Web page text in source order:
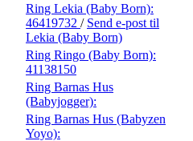
Ring Lekia (Baby Born):
46419732 / Send e-post til
Lekia (Baby Born)
Ring Ringo (Baby Born):
41138150
Ring Barnas Hus
(Babyjogger):
Ring Barnas Hus (Babyzen
Yoyo):